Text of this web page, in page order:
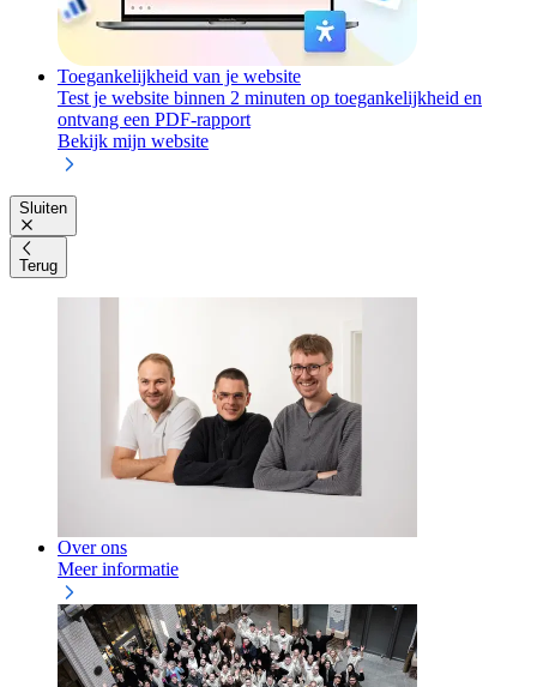
Toegankelijkheid van je website
Test je website binnen 2 minuten op toegankelijkheid en
ontvang een PDF-rapport
Bekijk mijn website
Sluiten
Terug
Over ons
Meer informatie